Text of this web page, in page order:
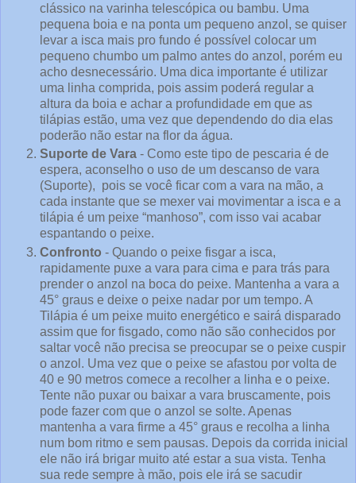
clássico na varinha telescópica ou bambu. Uma
pequena boia e na ponta um pequeno anzol, se quiser
levar a isca mais pro fundo é possível colocar um
pequeno chumbo um palmo antes do anzol, porém eu
acho desnecessário. Uma dica importante é utilizar
uma linha comprida, pois assim poderá regular a
altura da boia e achar a profundidade em que as
tilápias estão, uma vez que dependendo do dia elas
poderão não estar na flor da água.
Suporte de Vara - Como este tipo de pescaria é de
espera, aconselho o uso de um descanso de vara
(Suporte), pois se você ficar com a vara na mão, a
cada instante que se mexer vai movimentar a isca e a
tilápia é um peixe “manhoso”, com isso vai acabar
espantando o peixe.
Confronto - Quando o peixe fisgar a isca,
rapidamente puxe a vara para cima e para trás para
prender o anzol na boca do peixe. Mantenha a vara a
45° graus e deixe o peixe nadar por um tempo. A
Tilápia é um peixe muito energético e sairá disparado
assim que for fisgado, como não são conhecidos por
saltar você não precisa se preocupar se o peixe cuspir
o anzol. Uma vez que o peixe se afastou por volta de
40 e 90 metros comece a recolher a linha e o peixe.
Tente não puxar ou baixar a vara bruscamente, pois
pode fazer com que o anzol se solte. Apenas
mantenha a vara firme a 45° graus e recolha a linha
num bom ritmo e sem pausas. Depois da corrida inicial
ele não irá brigar muito até estar a sua vista. Tenha
sua rede sempre à mão, pois ele irá se sacudir